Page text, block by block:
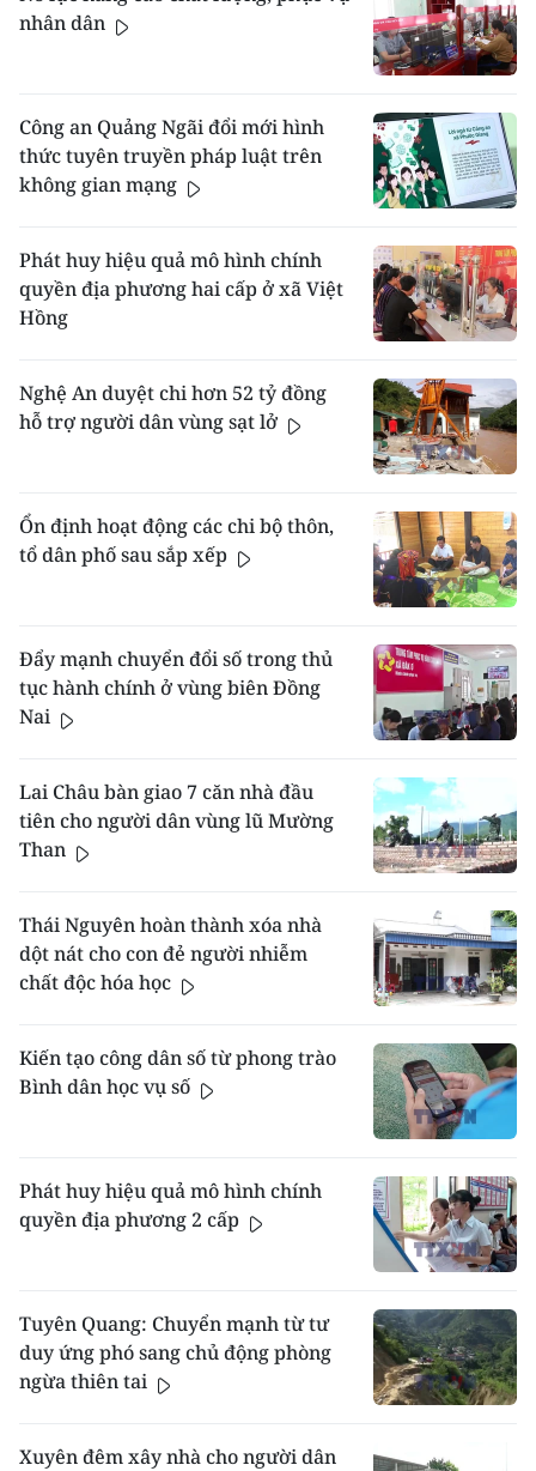
nhân dân
Công an Quảng Ngãi đổi mới hình
thức tuyên truyền pháp luật trên
không gian mạng
Phát huy hiệu quả mô hình chính
quyền địa phương hai cấp ở xã Việt
Hồng
Nghệ An duyệt chi hơn 52 tỷ đồng
hỗ trợ người dân vùng sạt lở
Ổn định hoạt động các chi bộ thôn,
tổ dân phố sau sắp xếp
Đẩy mạnh chuyển đổi số trong thủ
tục hành chính ở vùng biên Đồng
Nai
Lai Châu bàn giao 7 căn nhà đầu
tiên cho người dân vùng lũ Mường
Than
Thái Nguyên hoàn thành xóa nhà
dột nát cho con đẻ người nhiễm
chất độc hóa học
Kiến tạo công dân số từ phong trào
Bình dân học vụ số
Phát huy hiệu quả mô hình chính
quyền địa phương 2 cấp
Tuyên Quang: Chuyển mạnh từ tư
duy ứng phó sang chủ động phòng
ngừa thiên tai
Xuyên đêm xây nhà cho người dân